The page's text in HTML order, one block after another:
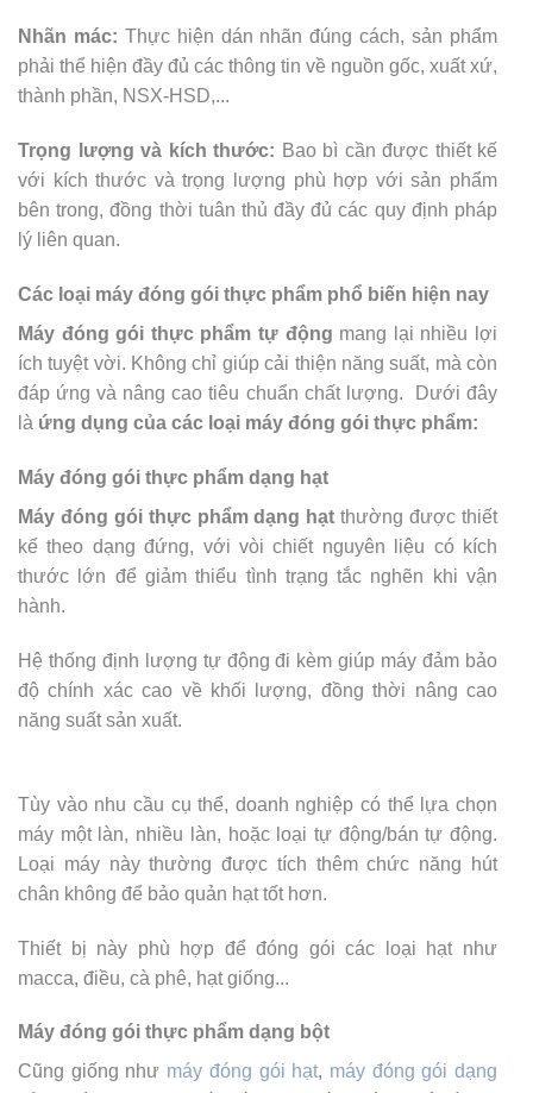
Nhãn mác: Thực hiện dán nhãn đúng cách, sản phẩm
phải thể hiện đầy đủ các thông tin về nguồn gốc, xuất xứ,
thành phần, NSX-HSD,...
Trọng lượng và kích thước: Bao bì cần được thiết kế
với kích thước và trọng lượng phù hợp với sản phẩm
bên trong, đồng thời tuân thủ đầy đủ các quy định pháp
lý liên quan.
Các loại máy đóng gói thực phẩm phổ biến hiện nay
Máy đóng gói thực phẩm tự động mang lại nhiều lợi
ích tuyệt vời. Không chỉ giúp cải thiện năng suất, mà còn
đáp ứng và nâng cao tiêu chuẩn chất lượng. Dưới đây
là ứng dụng của các loại máy đóng gói thực phẩm:
Máy đóng gói thực phẩm dạng hạt
Máy đóng gói thực phẩm dạng hạt thường được thiết
kế theo dạng đứng, với vòi chiết nguyên liệu có kích
thước lớn để giảm thiểu tình trạng tắc nghẽn khi vận
hành.
Hệ thống định lượng tự động đi kèm giúp máy đảm bảo
độ chính xác cao về khối lượng, đồng thời nâng cao
năng suất sản xuất.
Tùy vào nhu cầu cụ thể, doanh nghiệp có thể lựa chọn
máy một làn, nhiều làn, hoặc loại tự động/bán tự động.
Loại máy này thường được tích thêm chức năng hút
chân không để bảo quản hạt tốt hơn.
Thiết bị này phù hợp để đóng gói các loại hạt như
macca, điều, cà phê, hạt giống...
Máy đóng gói thực phẩm dạng bột
Cũng giống như máy đóng gói hạt, máy đóng gói dạng